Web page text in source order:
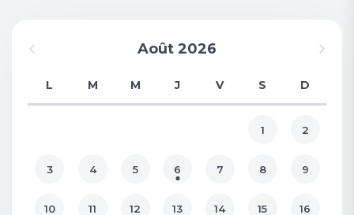
Août 2026
L M M J V S D
1 2
3 4 5 6 7 8 9
10 11 12 13 14 15 16